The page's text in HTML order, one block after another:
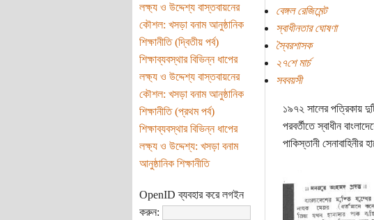
লক্ষ্য ও উদ্দেশ্য বাস্তবায়নের
কৌশল: খসড়া বনাম আনুষ্ঠানিক
শিক্ষানীতি (দ্বিতীয় পর্ব)
শিক্ষাব্যবস্থার বিভিন্ন ধাপের
লক্ষ্য ও উদ্দেশ্য বাস্তবায়নের
কৌশল: খসড়া বনাম আনুষ্ঠানিক
শিক্ষানীতি (প্রথম পর্ব)
শিক্ষাব্যবস্থার বিভিন্ন ধাপের
লক্ষ্য ও উদ্দেশ্য: খসড়া বনাম
আনুষ্ঠানিক শিক্ষানীতি
OpenID ব্যবহার করে লগইন
করুন:
বেঙ্গল রেজিমেন্ট
স্বাধীনতার ঘোষণা
স্বৈরশাসক
২৭শে মার্চ
সববয়সী
১৯৭২ সালের পত্রিকায়
পরবর্তীতে স্বাধীন
পাকিস্তানী সেনাবাহিনীর